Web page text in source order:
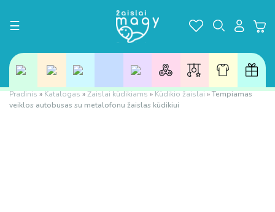
Toggle navigation
☰
Pradinis»Katalogas»Žaislai kūdikiams»Kūdikio žaislai»Tempiamas
veiklos autobusas su metalofonu žaislas kūdikiui